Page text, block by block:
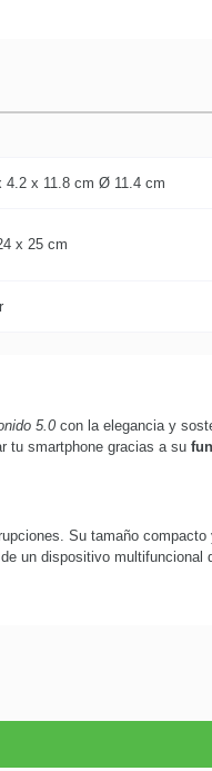
4.2 x 11.8 cm Ø 11.4 cm
x 25 cm
5.0con la elegancia y
tu smartphone gracias a su
Su tamaño compacto
un dispositivo multifuncional